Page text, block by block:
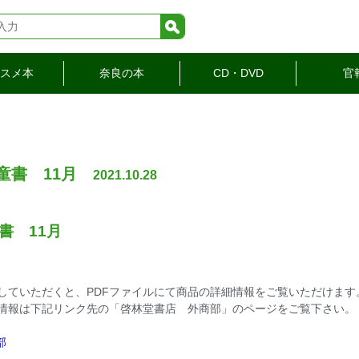
メ本 奈良の本 CD・DVD 官
童書 11月 2021.10.28
11月
ていただくと、PDFファイルにて商品の詳細情報をご覧いただけます
報は下記リンク先の「啓林堂書店 外商部」のページをご覧下さい。